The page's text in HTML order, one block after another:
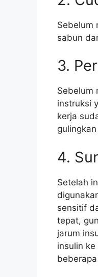
Sebelum
sabun
3.
Sebelum
instruksi
kerja
4.
Setelah
sensitif
tepat,
jarum
insulin